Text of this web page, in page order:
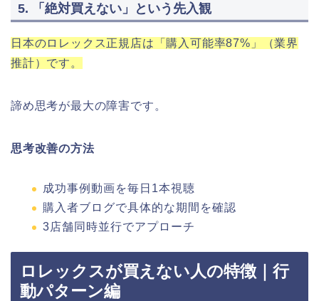
5. 「絶対買えない」という先入観
日本のロレックス正規店は「購入可能率87%」（業界
推計）です。
諦め思考が最大の障害です。
思考改善の方法
成功事例動画を毎日1本視聴
購入者ブログで具体的な期間を確認
3店舗同時並行でアプローチ
ロレックスが買えない人の特徴｜行
動パターン編